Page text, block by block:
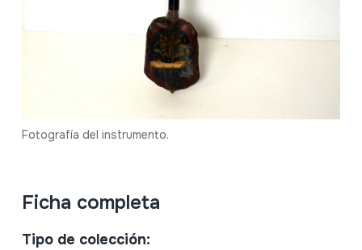
Fotografía del instrumento.
Ficha completa
Tipo de colección: